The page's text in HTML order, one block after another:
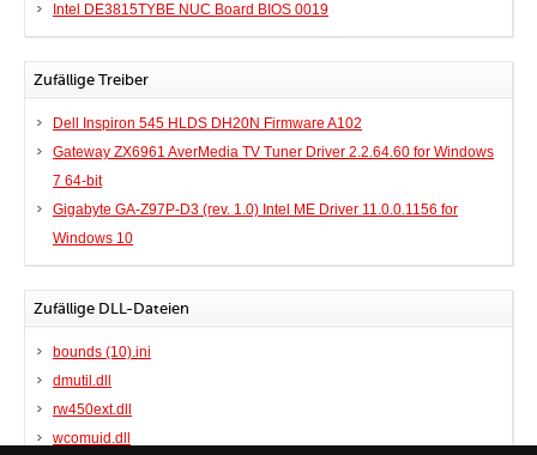
Intel DE3815TYBE NUC Board BIOS 0019
Zufällige Treiber
Dell Inspiron 545 HLDS DH20N Firmware A102
Gateway ZX6961 AverMedia TV Tuner Driver 2.2.64.60 for Windows
7 64-bit
Gigabyte GA-Z97P-D3 (rev. 1.0) Intel ME Driver 11.0.0.1156 for
Windows 10
Zufällige DLL-Dateien
bounds (10).ini
dmutil.dll
rw450ext.dll
wcomuid.dll